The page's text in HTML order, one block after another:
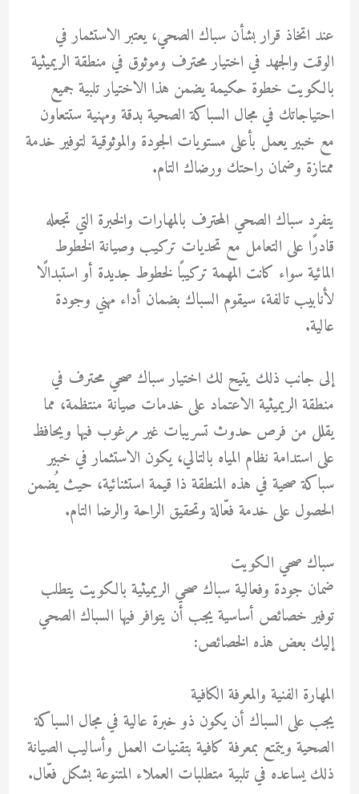
عند اتخاذ قرار بشأن سباك الصحي، يعتبر الاستثمار في
الوقت والجهد في اختيار محترف وموثوق في منطقة الريميثية
بالكويت خطوة حكيمة يضمن هذا الاختيار تلبية جميع
احتياجاتك في مجال السباكة الصحية بدقة ومهنية ستتعاون
مع خبير يعمل بأعلى مستويات الجودة والموثوقية لتوفير خدمة
ممتازة وضمان راحتك ورضاك التام.
يتفرد سباك الصحي المحترف بالمهارات والخبرة التي تجعله
قادرًا على التعامل مع تحديات تركيب وصيانة الخطوط
المائية سواء كانت المهمة تركيبًا لخطوط جديدة أو استبدالًا
لأنابيب تالفة، سيقوم السباك بضمان أداء مهني وجودة
عالية.
إلى جانب ذلك يتيح لك اختيار سباك صحي محترف في
منطقة الريميثية الاعتماد على خدمات صيانة منتظمة، مما
يقلل من فرص حدوث تسريبات غير مرغوب فيها ويحافظ
على استدامة نظام المياه بالتالي، يكون الاستثمار في خبير
سباكة صحية في هذه المنطقة ذا قيمة استثنائية، حيث يُضمن
الحصول على خدمة فعّالة وتحقيق الراحة والرضا التام.
سباك صحي الكويت
ضمان جودة وفعالية سباك صحي الريميثية بالكويت يتطلب
توفير خصائص أساسية يجب أن يتوافر فيها السباك الصحي
إليك بعض هذه الخصائص:
المهارة الفنية والمعرفة الكافية
يجب على السباك أن يكون ذو خبرة عالية في مجال السباكة
الصحية ويتمتع بمعرفة كافية بتقنيات العمل وأساليب الصيانة
ذلك يساعده في تلبية متطلبات العملاء المتنوعة بشكل فعّال.